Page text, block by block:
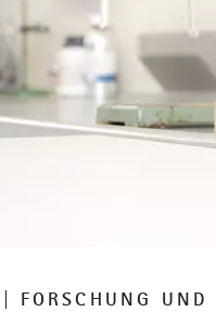
FORSCHUNG